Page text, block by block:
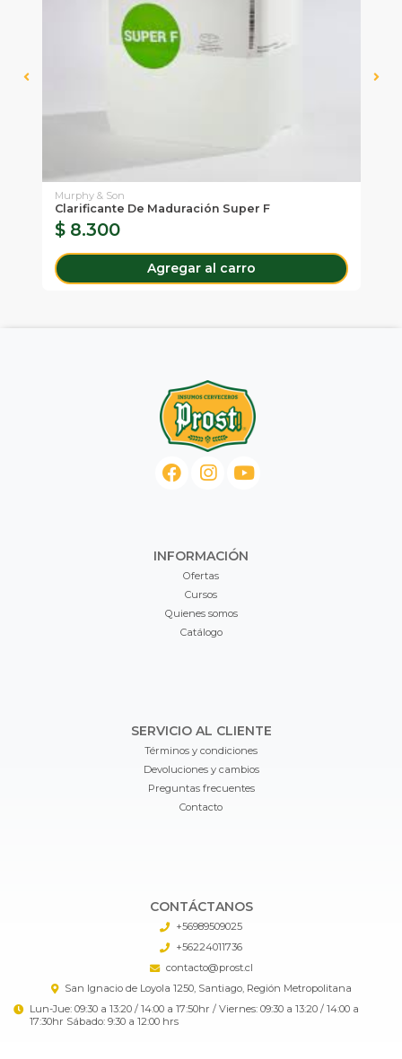
Murphy & Son
Clarificante De Maduración Super F
$ 8.300
Agregar al carro
INFORMACIÓN
Ofertas
Cursos
Quienes somos
Catálogo
SERVICIO AL CLIENTE
Términos y condiciones
Devoluciones y cambios
Preguntas frecuentes
Contacto
CONTÁCTANOS
+56989509025
+56224011736
contacto@prost.cl
San Ignacio de Loyola 1250, Santiago, Región Metropolitana
Lun-Jue: 09:30 a 13:20 / 14:00 a 17:50hr / Viernes: 09:30 a 13:20 / 14:00 a
17:30hr Sábado: 9:30 a 12:00 hrs